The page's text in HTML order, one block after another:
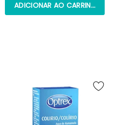
ADICIONAR AO CARRINHO